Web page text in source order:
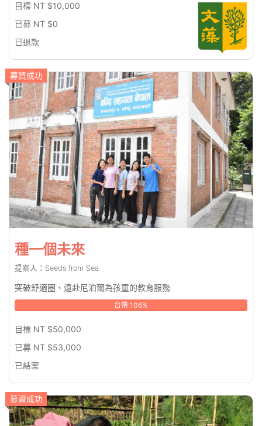
0%
目標 NT $10,000
已募 NT $0
已退款
募資成功
種一個未來
提案人：Seeds from Sea
突破舒適圈、遠赴尼泊爾為孩童的教育服務
台幣 106%
目標 NT $50,000
已募 NT $53,000
已結案
募資成功